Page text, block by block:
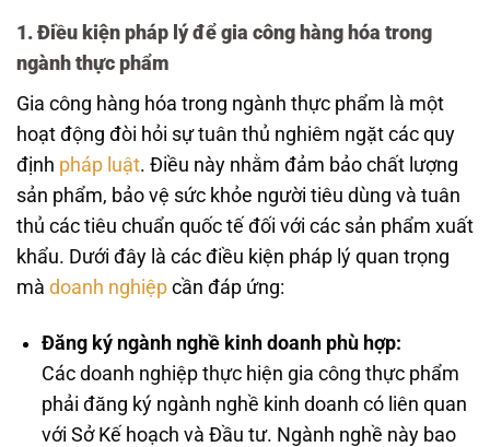
1. Điều kiện pháp lý để gia công hàng hóa trong
ngành thực phẩm
Gia công hàng hóa trong ngành thực phẩm là một
hoạt động đòi hỏi sự tuân thủ nghiêm ngặt các quy
định pháp luật. Điều này nhằm đảm bảo chất lượng
sản phẩm, bảo vệ sức khỏe người tiêu dùng và tuân
thủ các tiêu chuẩn quốc tế đối với các sản phẩm xuất
khẩu. Dưới đây là các điều kiện pháp lý quan trọng
mà doanh nghiệp cần đáp ứng:
Đăng ký ngành nghề kinh doanh phù hợp:
Các doanh nghiệp thực hiện gia công thực phẩm
phải đăng ký ngành nghề kinh doanh có liên quan
với Sở Kế hoạch và Đầu tư. Ngành nghề này bao